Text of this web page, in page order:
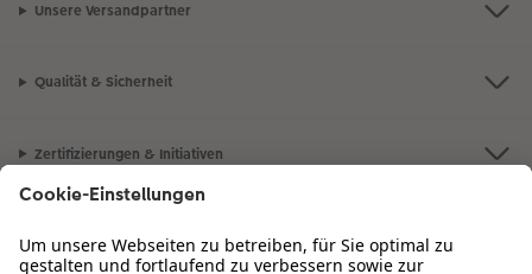
Unsere Versandpartner
Qualität & Sicherheit
Zertifizierungen & Initiativen